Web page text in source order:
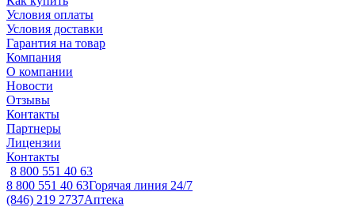
Условия оплаты
Условия доставки
Гарантия на товар
Компания
О компании
Новости
Отзывы
Контакты
Партнеры
Лицензии
Контакты
8 800 551 40 63
8 800 551 40 63Горячая линия 24/7
(846) 219 2737Аптека